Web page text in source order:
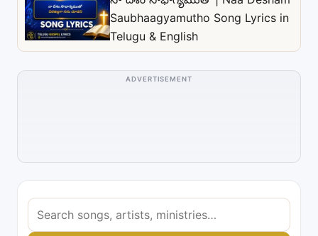
Saubhaagyamutho Song Lyrics in
Telugu & English
ADVERTISEMENT
S
e